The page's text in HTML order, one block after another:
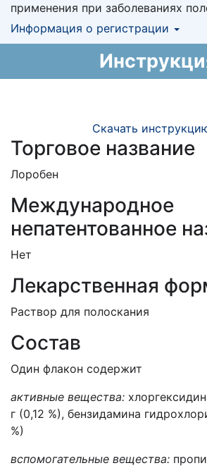
применения при заболеваниях
Информация о регистрации
Информация о регистрации в РК:
Скачать
Торговое название
Лоробен
Международное
непатентованное
Нет
Лекарственная
Раствор для полоскания
Состав
Один флакон содержит
активные вещества:
г (0,12 %), бензидамина
%)
вспомогательные вещества: